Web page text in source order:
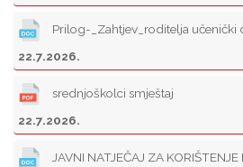
Prilog-_Zahtjev_roditelja učenički
22.7.2026.
srednjoškolci smještaj
22.7.2026.
JAVNI NATJEČAJ ZA